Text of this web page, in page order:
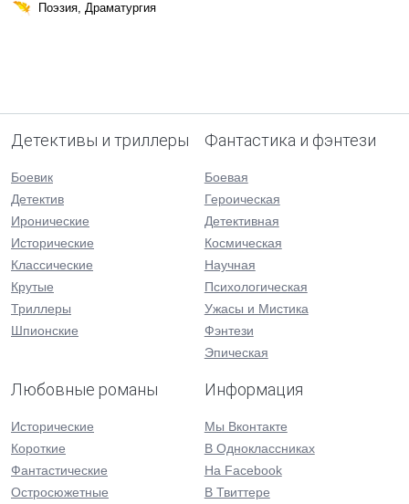
Поэзия, Драматургия
Детективы и триллеры
Боевик
Детектив
Иронические
Исторические
Классические
Крутые
Триллеры
Шпионские
Фантастика и фэнтези
Боевая
Героическая
Детективная
Космическая
Научная
Психологическая
Ужасы и Мистика
Фэнтези
Эпическая
Любовные романы
Исторические
Короткие
Фантастические
Остросюжетные
Информация
Мы Вконтакте
В Одноклассниках
На Facebook
В Твиттере